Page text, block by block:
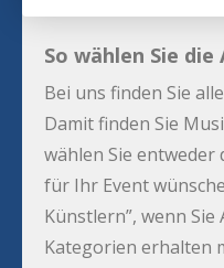
So wählen Sie
Bei uns finden Sie
Damit finden Sie
wählen Sie entweder
für Ihr Event
Künstlern”, wenn
Kategorien erhalten